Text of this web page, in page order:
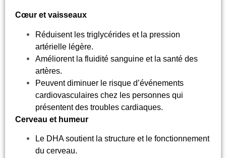
Cœur et vaisseaux
Réduisent les triglycérides et la pression
artérielle légère.
Améliorent la fluidité sanguine et la santé des
artères.
Peuvent diminuer le risque d’événements
cardiovasculaires chez les personnes qui
présentent des troubles cardiaques.
Cerveau et humeur
Le DHA soutient la structure et le fonctionnement
du cerveau.